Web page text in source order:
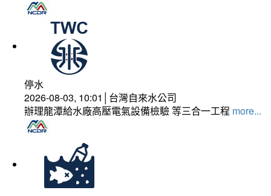
停水
2026-08-03, 10:01│台灣自來水公司
辦理龍潭給水廠高壓電氣設備檢驗 等三合一工程 more...